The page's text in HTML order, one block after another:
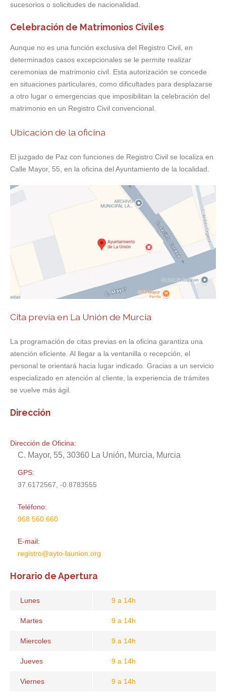
sucesorios o solicitudes de nacionalidad.
Celebración de Matrimonios Civiles
Aunque no es una función exclusiva del Registro Civil, en
determinados casos excepcionales se le permite realizar
ceremonias de matrimonio civil. Esta autorización se concede
en situaciones particulares, como dificultades para desplazarse
a otro lugar o emergencias que imposibilitan la celebración del
matrimonio en un Registro Civil convencional.
Ubicación de la oficina
El juzgado de Paz con funciones de Registro Civil se localiza en
Calle Mayor, 55, en la oficina del Ayuntamiento de la localidad.
Cita previa en La Unión de Murcia
La programación de citas previas en la oficina garantiza una
atención eficiente. Al llegar a la ventanilla o recepción, el
personal te orientará hacia lugar indicado. Gracias a un servicio
especializado en atención al cliente, la experiencia de trámites
se vuelve más ágil.
Dirección
Dirección de Oficina:
C. Mayor, 55, 30360 La Unión, Murcia, Murcia
GPS:
37.6172567, -0.8783555
Teléfono:
968 560 660
E-mail:
registro@ayto-launion.org
Horario de Apertura
Lunes 9 a 14h
Martes 9 a 14h
Miercoles 9 a 14h
Jueves 9 a 14h
Viernes 9 a 14h